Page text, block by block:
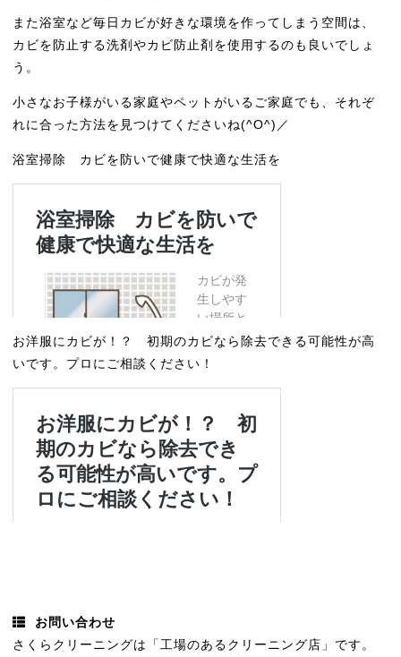
また浴室など毎日カビが好きな環境を作ってしまう空間は、
カビを防止する洗剤やカビ防止剤を使用するのも良いでしょ
う。
小さなお子様がいる家庭やペットがいるご家庭でも、それぞ
れに合った方法を見つけてくださいね(^O^)／
浴室掃除 カビを防いで健康で快適な生活を
お洋服にカビが！？ 初期のカビなら除去できる可能性が高
いです。プロにご相談ください！
お問い合わせ
さくらクリーニングは「工場のあるクリーニング店」です。